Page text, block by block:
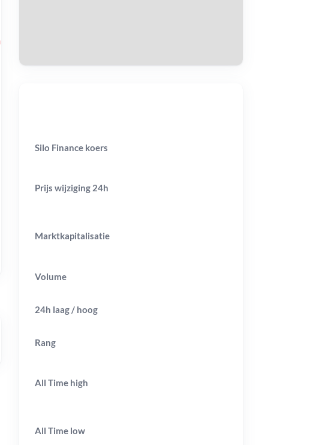
Silo Finance koers
Prijs wijziging 24h
Marktkapitalisatie
Volume
24h laag / hoog
Rang
All Time high
All Time low